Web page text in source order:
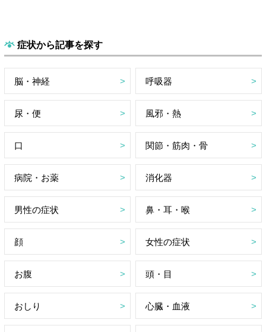
症状から記事を探す
脳・神経 呼吸器
尿・便 風邪・熱
口 関節・筋肉・骨
病院・お薬 消化器
男性の症状 鼻・耳・喉
顔 女性の症状
お腹 頭・目
おしり 心臓・血液